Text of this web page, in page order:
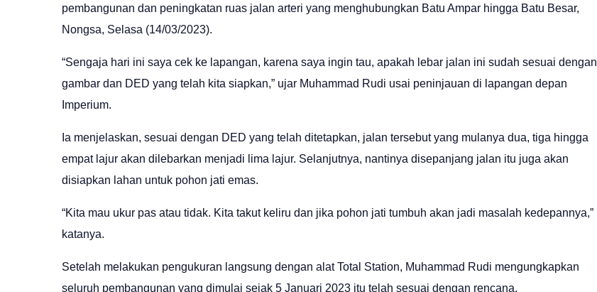
pembangunan dan peningkatan ruas jalan arteri yang menghubungkan Batu Ampar hingga Batu Besar,
Nongsa, Selasa (14/03/2023).
“Sengaja hari ini saya cek ke lapangan, karena saya ingin tau, apakah lebar jalan ini sudah sesuai dengan
gambar dan DED yang telah kita siapkan,” ujar Muhammad Rudi usai peninjauan di lapangan depan
Imperium.
Ia menjelaskan, sesuai dengan DED yang telah ditetapkan, jalan tersebut yang mulanya dua, tiga hingga
empat lajur akan dilebarkan menjadi lima lajur. Selanjutnya, nantinya disepanjang jalan itu juga akan
disiapkan lahan untuk pohon jati emas.
“Kita mau ukur pas atau tidak. Kita takut keliru dan jika pohon jati tumbuh akan jadi masalah kedepannya,”
katanya.
Setelah melakukan pengukuran langsung dengan alat Total Station, Muhammad Rudi mengungkapkan
seluruh pembangunan yang dimulai sejak 5 Januari 2023 itu telah sesuai dengan rencana.